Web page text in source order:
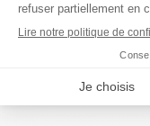
Premia
Super